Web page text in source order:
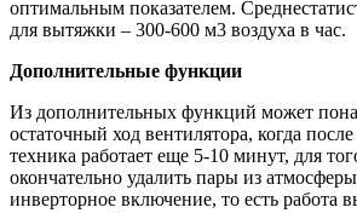
оптимальным показателем.
для вытяжки – 300-600 м3 воздуха в час.
Дополнительные функции
Из дополнительных функций может
остаточный ход вентилятора, когда
техника работает еще 5-10 минут, для
окончательно удалить пары из
инверторное включение, то есть работа